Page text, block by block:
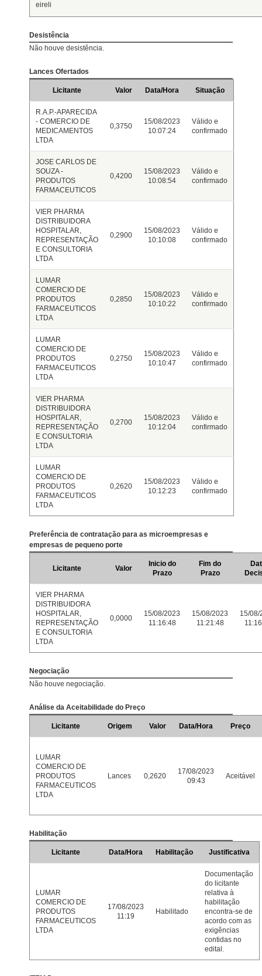
eireli
Desistência
Não houve desistência.
Lances Ofertados
Licitante Valor Data/Hora Situação
R.A.P.-APARECIDA
- COMERCIO DE
MEDICAMENTOS
LTDA
0,3750
15/08/2023
10:07:24
Válido e
confirmado
JOSE CARLOS DE
SOUZA -
PRODUTOS
FARMACEUTICOS
0,4200
15/08/2023
10:08:54
Válido e
confirmado
VIER PHARMA
DISTRIBUIDORA
HOSPITALAR,
REPRESENTAÇÃO
E CONSULTORIA
LTDA
0,2900
15/08/2023
10:10:08
Válido e
confirmado
LUMAR
COMERCIO DE
PRODUTOS
FARMACEUTICOS
LTDA
0,2850
15/08/2023
10:10:22
Válido e
confirmado
LUMAR
COMERCIO DE
PRODUTOS
FARMACEUTICOS
LTDA
0,2750
15/08/2023
10:10:47
Válido e
confirmado
VIER PHARMA
DISTRIBUIDORA
HOSPITALAR,
REPRESENTAÇÃO
E CONSULTORIA
LTDA
0,2700
15/08/2023
10:12:04
Válido e
confirmado
LUMAR
COMERCIO DE
PRODUTOS
FARMACEUTICOS
LTDA
0,2620
15/08/2023
10:12:23
Válido e
confirmado
Preferência de contratação para as microempresas e
empresas de pequeno porte
Licitante Valor
Inicio do
Prazo
Fim do
Prazo
VIER PHARMA
DISTRIBUIDORA
HOSPITALAR,
REPRESENTAÇÃO
E CONSULTORIA
LTDA
0,0000
15/08/2023
11:16:48
15/08/2023
11:21:48
15/08/
Negociação
Não houve negociação.
Análise da Aceitabilidade do Preço
Licitante Origem Valor Data/Hora Preço
LUMAR
COMERCIO DE
PRODUTOS
FARMACEUTICOS
LTDA
Lances 0,2620
17/08/2023
09:43
Aceitável
Habilitação
Licitante Data/Hora Habilitação Justificativa
LUMAR
COMERCIO DE
PRODUTOS
FARMACEUTICOS
LTDA
17/08/2023
11:19
Habilitado
Documentação
do licitante
relativa à
habilitação
encontra-se de
acordo com as
exigências
contidas no
edital.